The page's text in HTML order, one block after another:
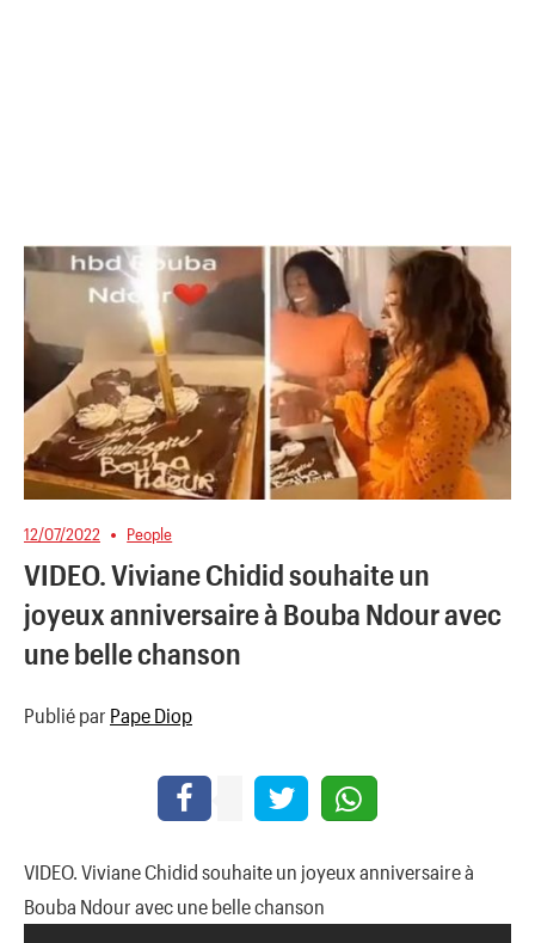
12/07/2022 People
VIDEO. Viviane Chidid souhaite un
joyeux anniversaire à Bouba Ndour avec
une belle chanson
Publié par Pape Diop
VIDEO. Viviane Chidid souhaite un joyeux anniversaire à
Bouba Ndour avec une belle chanson